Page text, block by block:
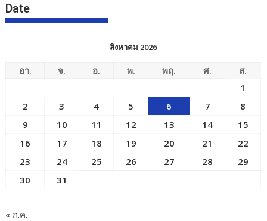
Date
สิงหาคม 2026
อา. จ. อ. พ. พฤ. ศ.
ส.
1
2
3 4 5 6 7
8
9
10 11 12 13 14
15
16
17 18 19 20 21
22
23
24 25 26 27 28
29
30
31
« ก.ค.